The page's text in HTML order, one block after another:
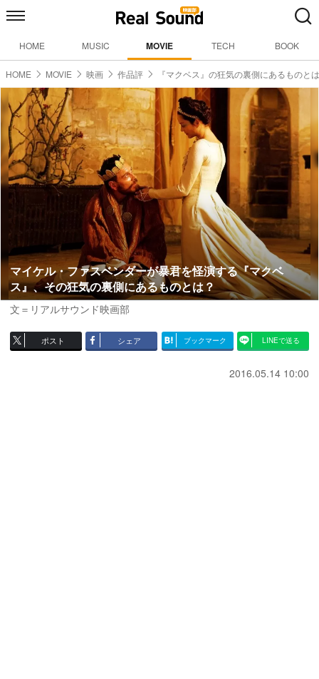
HOME MUSIC MOVIE TECH BOOK
HOME MOVIE 映画 作品評 『マクベス』の狂気の裏側にあるものとは
マイケル・ファスベンダーが暴君を怪演する『マクベ
ス』、その狂気の裏側にあるものとは？
文＝リアルサウンド映画部
ポスト シェア ブックマーク LINEで送る
2016.05.14 10:00